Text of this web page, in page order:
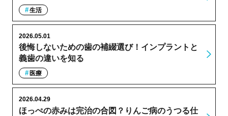
生活
後悔しないための歯の補綴選び！インプラントと
義歯の違いを知る
2026.05.01
医療
ほっぺの赤みは完治の合図？りんご病のうつる仕
2026.04.29